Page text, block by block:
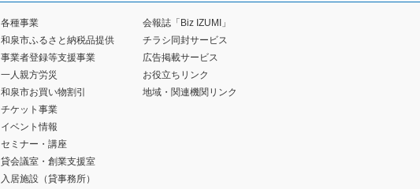
各種事業
和泉市ふるさと納税品提供
事業者登録等支援事業
一人親方労災
和泉市お買い物割引
チケット事業
イベント情報
セミナー・講座
貸会議室・創業支援室
入居施設（貸事務所）
会報誌「Biz IZUMI」
チラシ同封サービス
広告掲載サービス
お役立ちリンク
地域・関連機関リンク